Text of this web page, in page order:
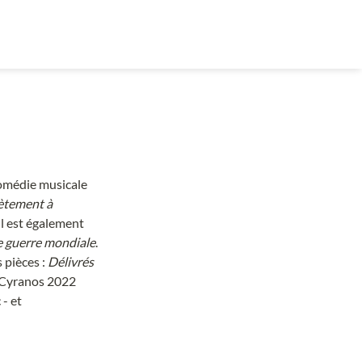
musicale
à
est également
guerre mondiale.
: Délivrés
2022
- et